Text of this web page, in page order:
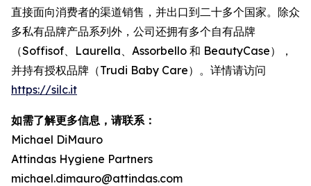
直接面向消费者的渠道销售，并出口到二十多个国家。除众
多私有品牌产品系列外，公司还拥有多个自有品牌
（Soffisof、Laurella、Assorbello 和 BeautyCase），
并持有授权品牌（Trudi Baby Care）。详情请访问
https://silc.it
如需了解更多信息，请联系：
Michael DiMauro
Attindas Hygiene Partners
michael.dimauro@attindas.com